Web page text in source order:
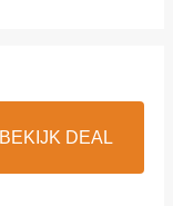
BEKIJK DEAL